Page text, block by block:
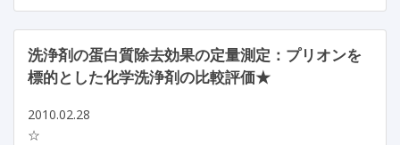
洗浄剤の蛋白質除去効果の定量測定：プリオンを
標的とした化学洗浄剤の比較評価★
2010.02.28
☆